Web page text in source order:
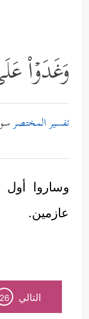
وَغَدَوۡاْ
تفسير المختصر
وساروا
عازمين.
التالي 26